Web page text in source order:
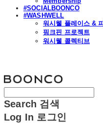
#SOCIALBOONCO
#WASHWELL
워시웰 플레이스 &
핑크핀 프로젝트
워시웰 콜렉티브
Search 검색
Log In 로그인